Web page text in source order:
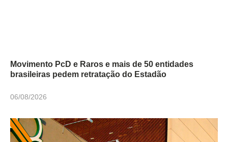
Movimento PcD e Raros e mais de 50 entidades
brasileiras pedem retratação do Estadão
06/08/2026